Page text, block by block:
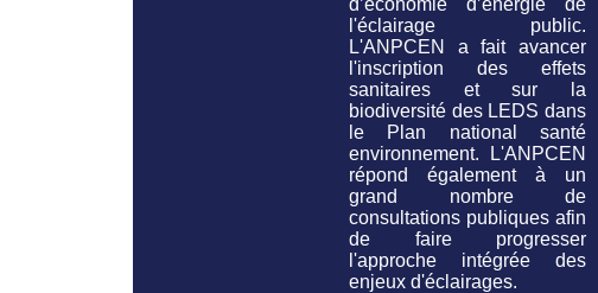
d’économie d’énergie de
l'éclairage public.
L'ANPCEN a fait avancer
l'inscription des effets
sanitaires et sur la
biodiversité des LEDS dans
le Plan national santé
environnement. L'ANPCEN
répond également à un
grand nombre de
consultations publiques afin
de faire progresser
l'approche intégrée des
enjeux d'éclairages.